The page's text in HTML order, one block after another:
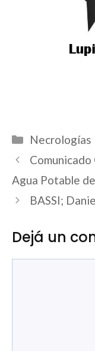
Categorías
Necrologías
Agua Potable
BASSI;
Dejá un